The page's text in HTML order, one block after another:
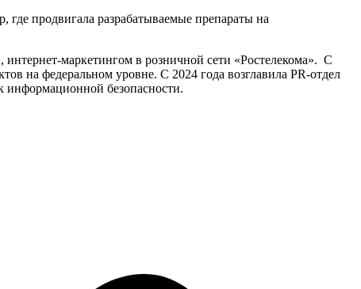
где продвигала разрабатываемые препараты на
маркетингом в розничной сети «Ростелекома». С
на федеральном уровне. С 2024 года возглавила PR-отдел
информационной безопасности.